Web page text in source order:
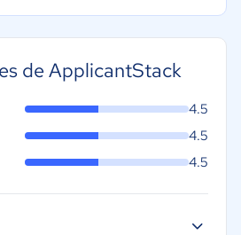
de ApplicantStack
4.5
4.5
4.5